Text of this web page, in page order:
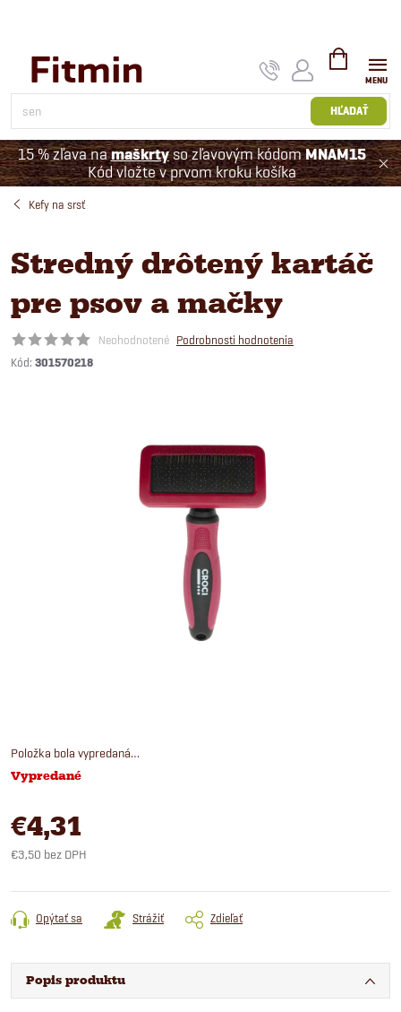
HĽADAŤ
NÁKUPNÝ
KOŠÍK
15 % zľava namaškrtyso zľavovým kódomMNAM15
Kód vložte v prvom kroku košíka
Kefy na srsť
Stredný drôtený kartáč
pre psov a mačky
Neohodnotené Podrobnosti hodnotenia
Kód: 301570218
Položka bola vypredaná…
Vypredané
€4,31
€3,50 bez DPH
cena:
Opýtať sa
Strážiť Zdieľať
Popis produktu